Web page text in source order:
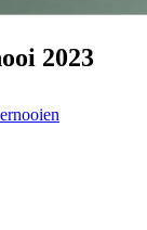
2023